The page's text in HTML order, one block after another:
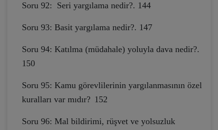
Soru 92: Seri yargılama nedir?. 144
Soru 93: Basit yargılama nedir?. 147
Soru 94: Katılma (müdahale) yoluyla dava nedir?.
150
Soru 95: Kamu görevlilerinin yargılanmasının özel
kuralları var mıdır? 152
Soru 96: Mal bildirimi, rüşvet ve yolsuzluk